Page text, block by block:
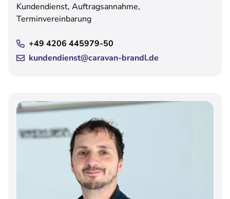
Kundendienst, Auftragsannahme,
Terminvereinbarung
+49 4206 445979-50
kundendienst@caravan-brandl.de